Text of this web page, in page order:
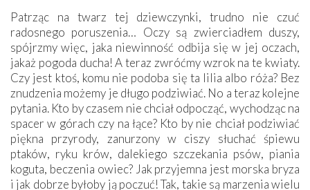
Patrząc na twarz tej dziewczynki, trudno nie czuć
radosnego poruszenia… Oczy są zwierciadłem duszy,
spójrzmy więc, jaka niewinność odbija się w jej oczach,
jakaż pogoda ducha! A teraz zwróćmy wzrok na te kwiaty.
Czy jest ktoś, komu nie podoba się ta lilia albo róża? Bez
znudzenia możemy je długo podziwiać. No a teraz kolejne
pytania. Kto by czasem nie chciał odpocząć, wychodząc na
spacer w górach czy na łące? Kto by nie chciał podziwiać
piękna przyrody, zanurzony w ciszy słuchać śpiewu
ptaków, ryku krów, dalekiego szczekania psów, piania
koguta, beczenia owiec? Jak przyjemna jest morska bryza
i jak dobrze byłoby ją poczuć! Tak, takie są marzenia wielu